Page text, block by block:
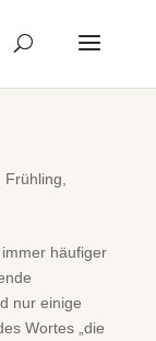
Frühling
häufiger
nur einige
Wortes „die